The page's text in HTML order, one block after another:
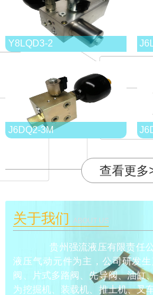
Y8LQD3-2
J6DQ2-3M
查看更多
关于我们 ABOUT US
贵州强流液压有限责任公
液压气动元件为主，公司研发
阀、片式多路阀、先导阀、油缸
为挖掘机、装载机、推土机、叉